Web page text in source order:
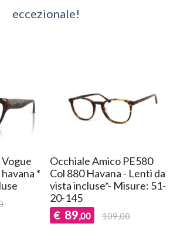
eccezionale!
*
Occhiale Amico PE580
Col 880 Havana - Lenti da
vista incluse*- Misure: 51-
20-145
€ 89,00 109,00